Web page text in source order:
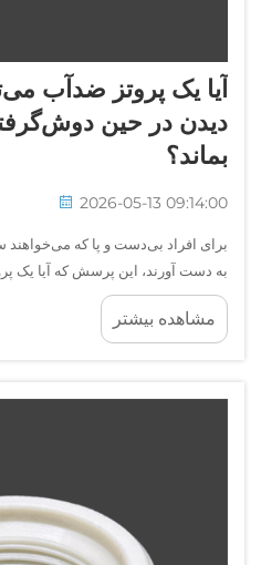
آیا یک پروتز ضدآب
دیدن در حین
بماند؟
2026-05-13 09:14:00
برای افراد بی‌دست و پا که می‌خواهند
به دست آورند، این پرسش که آیا یک
نیازهای روزانه‌ی دوش گرفتن مقاومت
باشد، یک نگرانی عملی و روزمره
مشاهده بیشتر